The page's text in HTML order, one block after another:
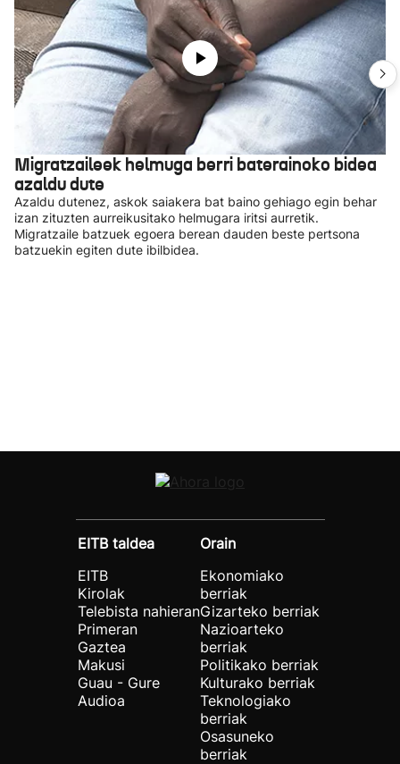
Migratzaileek helmuga berri baterainoko bidea
azaldu dute
Azaldu dutenez, askok saiakera bat baino gehiago egin behar
izan zituzten aurreikusitako helmugara iritsi aurretik.
Migratzaile batzuek egoera berean dauden beste pertsona
batzuekin egiten dute ibilbidea.
EITB taldea
EITB
Kirolak
Telebista nahieran
Primeran
Gaztea
Makusi
Guau - Gure
Audioa
Orain
Ekonomiako
berriak
Gizarteko berriak
Nazioarteko
berriak
Politikako berriak
Kulturako berriak
Teknologiako
berriak
Osasuneko
berriak